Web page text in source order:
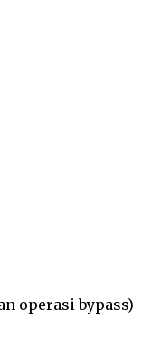
operasi bypass)